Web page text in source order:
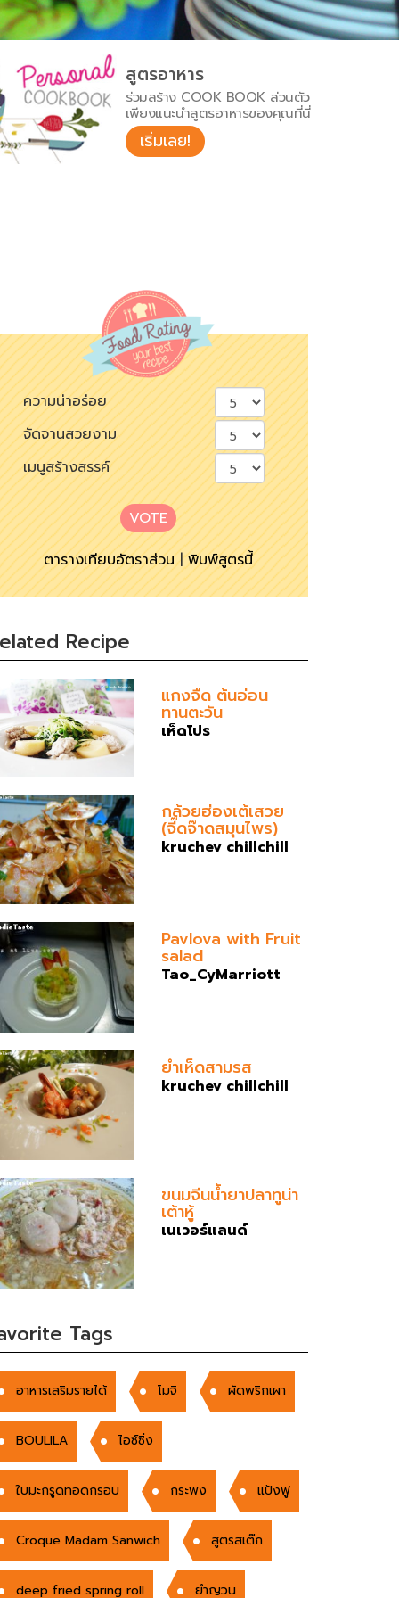
สูตรอาหาร
ร่วมสร้าง COOK BOOK ส่วนตัว
เพียงแนะนำสูตรอาหารของคุณที่นี่
เริ่มเลย!
ความน่าอร่อย
จัดจานสวยงาม
เมนูสร้างสรรค์
VOTE
ตารางเทียบอัตราส่วน|พิมพ์สูตรนี้
Recipe
แกงจืด ต้นอ่อน
ทานตะวัน
เห็ดโปร
กล้วยฮ่องเต้เสวย
(จี๊ดจ๊าดสมุนไพร)
kruchev chillchill
Pavlova with Fruit
salad
Tao_CyMarriott
ยำเห็ดสามรส
kruchev chillchill
ขนมจีนน้ำยาปลาทูน่า
เต้าหู้
เนเวอร์แลนด์
Tags
อาหารเสริมรายได้ โมจิ ผัดพริกเผา
BOULILA ไอซ์ซิ่ง
ใบมะกรูดทอดกรอบ กระพง แป้งฟู
Croque Madam Sanwich สูตรสเต๊ก
deep fried spring roll ยำญวน